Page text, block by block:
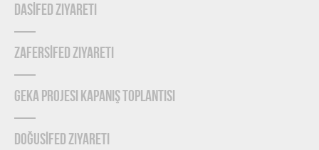
DASİFED Ziyareti
ZAFERSİFED Ziyareti
GEKA Projesi Kapanış Toplantısı
DOĞUSİFED Ziyareti